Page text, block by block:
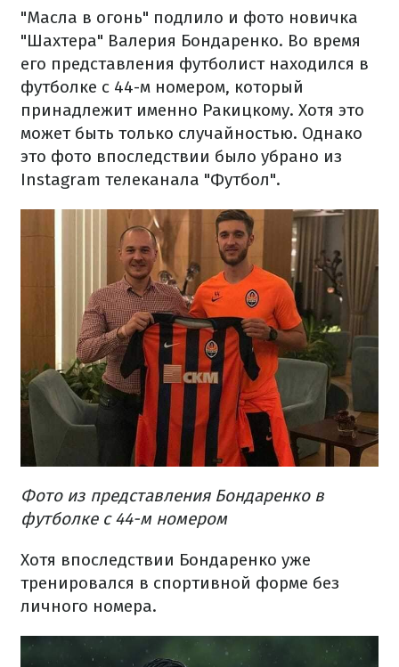
"Масла в огонь" подлило и фото новичка
"Шахтера" Валерия Бондаренко. Во время
его представления футболист находился в
футболке с 44-м номером, который
принадлежит именно Ракицкому. Хотя это
может быть только случайностью. Однако
это фото впоследствии было убрано из
Instagram телеканала "Футбол".
Фото из представления Бондаренко в
футболке с 44-м номером
Хотя впоследствии Бондаренко уже
тренировался в спортивной форме без
личного номера.